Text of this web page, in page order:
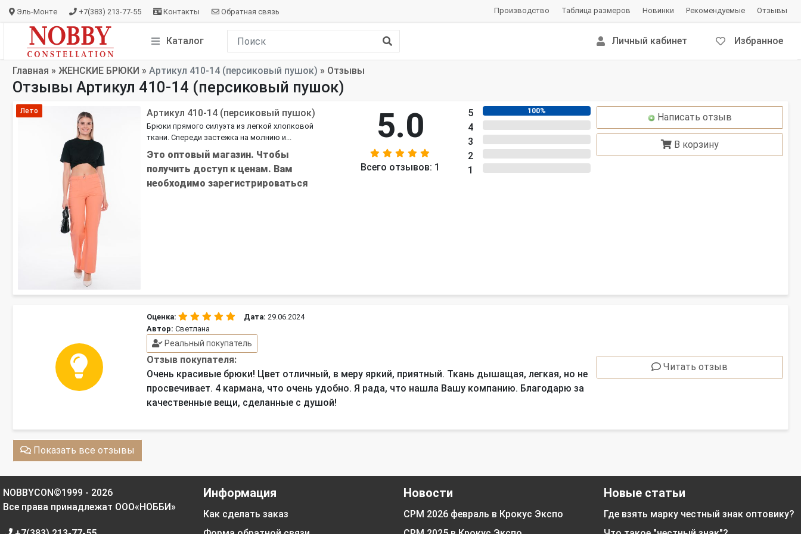
Производство Таблица размеров Новинки Рекомендуемые Отзывы
Эль-Монте +7(383) 213-77-55 Контакты Обратная связь
Каталог Избранное
Личный кабинет
Главная » ЖЕНСКИЕ БРЮКИ » Артикул 410-14 (персиковый пушок) » Отзывы
Отзывы Артикул 410-14 (персиковый пушок)
Лето Артикул 410-14 (персиковый пушок)
Брюки прямого силуэта из легкой хлопковой
ткани. Спереди застежка на молнию и...
Это оптовый магазин. Чтобы
получить доступ к ценам. Вам
необходимо зарегистрироваться
5.0
Всего отзывов: 1
5 100%
4
3
2
1
Написать отзыв
В корзину
Оценка: Дата: 29.06.2024
Автор: Светлана
Реальный покупатель
Отзыв покупателя:
Очень красивые брюки! Цвет отличный, в меру яркий, приятный. Ткань дышащая, легкая, но не
просвечивает. 4 кармана, что очень удобно. Я рада, что нашла Вашу компанию. Благодарю за
качественные вещи, сделанные с душой!
Читать отзыв
Показать все отзывы
NOBBYCON©1999 - 2026
Все права принадлежат ООО«НОББИ»
Информация
Как сделать заказ
Новости
СРМ 2026 февраль в Крокус Экспо
Новые статьи
Где взять марку честный знак оптовику?
Мы на связи!